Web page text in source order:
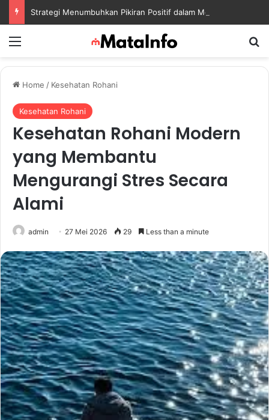
Home / Kesehatan Rohani
Kesehatan Rohani
Kesehatan Rohani Modern
yang Membantu
Mengurangi Stres Secara
Alami
admin 27 Mei 2026 29 Less than a minute